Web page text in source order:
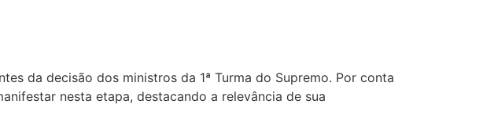
da decisão dos ministros da 1ª Turma do Supremo. Por conta
nesta etapa, destacando a relevância de sua